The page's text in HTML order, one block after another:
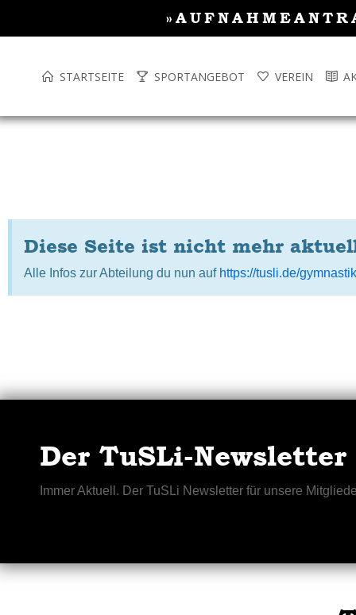
STARTSEITE SPORTANGEBOT VEREIN
Diese Seite ist nicht mehr
Alle Infos zur Abteilung du nun auf https://tusli.de/gymnastik
Der TuSLi-Newsletter
Immer Aktuell. Der TuSLi Newsletter für unsere